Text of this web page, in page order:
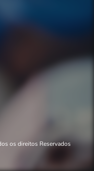
os direitos Reservados